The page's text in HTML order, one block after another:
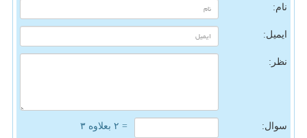
نام:
ایمیل:
نظر:
سوال: = ۲ بعلاوه ۳